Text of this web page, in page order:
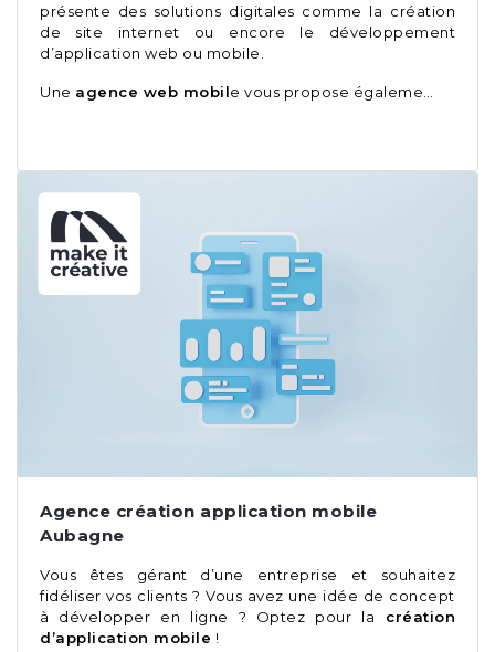
présente des solutions digitales comme la création
de site internet ou encore le développement
d’application web ou mobile.
Une agence web mobile vous propose égaleme…
Agence création application mobile
Aubagne
Vous êtes gérant d’une entreprise et souhaitez
fidéliser vos clients ? Vous avez une idée de concept
à développer en ligne ? Optez pour la création
d’application mobile !